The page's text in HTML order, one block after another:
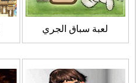
لعبة سباق الجري